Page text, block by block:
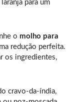
para um
o molho para
redução perfeita.
os ingredientes,
cravo-da-índia,